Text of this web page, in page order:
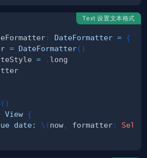
Text 设置文本格式
: DateFormatter = {
= DateFormatter( )
= .
( )
View {
date: \(now, formatter: Self